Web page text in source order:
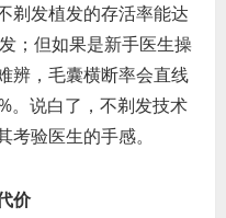
剃发植发的存活率能达
；但如果是新手医生操
辨，毛囊横断率会直线
。说白了，不剃发技术
验医生的手感。
价